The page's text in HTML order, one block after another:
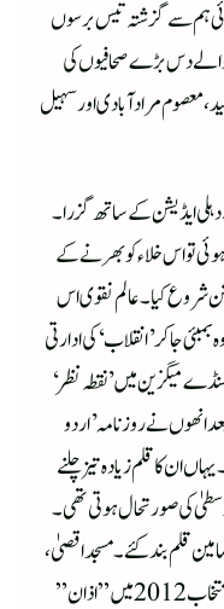
ہم سے گزشتہ تیس برسوں
والے دس بڑے صحافیوں کی
معصوم مرادآبادی اور سہیل
ایڈیشن کے ساتھ گزرا۔
تواس خلاء کو بھرنے کے
شروع کیا۔عالم نقوی اس
جاکر ’انقلاب‘ کی ادارتی
میگزین میں ’نقطہ نظر‘
نے روزنامہ ’اردو
ان کا قلم زیادہ تیز چلنے
کی صورتحال ہوتی تھی۔
قلم بند کئے۔مسجد اقصیٰ،
غزہ اور فلسطین کی صورتحال پر ان کی تحریروں کا انتخاب 2012 میں ”اذان”